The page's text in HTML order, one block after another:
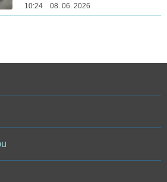
10:24 08. 06. 2026